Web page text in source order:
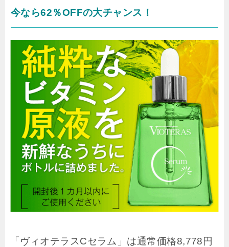
今なら62％OFFの大チャンス！
「ヴィオテラスCセラム」は通常価格8,778円